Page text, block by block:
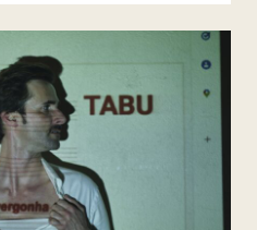
de Leonard Bernstein